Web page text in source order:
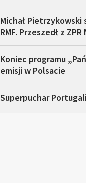
Michał Pietrzykowski
RMF. Przeszedł z ZPR
Koniec programu
emisji w Polsacie
Superpuchar